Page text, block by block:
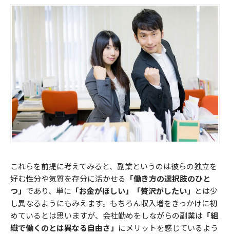
これらを前提に考えてみると、副業というのは彼らの独立を
好む性分や気質を存分に活かせる 「働き方の選択肢のひと
つ」 であり、単に 「お金がほしい」 「贅沢がしたい」 とは少
し異なるようにもみえます。もちろん収入増をきっかけに初
めているとは思いますが、会社勤めをしながらの副業は 「組
織で働くのとは異なる自由さ」 にメリットを感じているよう